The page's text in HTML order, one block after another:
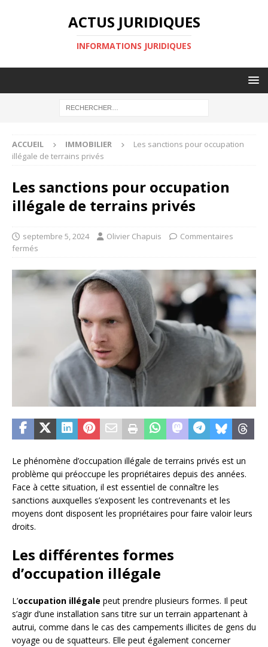
ACTUS JURIDIQUES
INFORMATIONS JURIDIQUES
ACCUEIL IMMOBILIER
Les sanctions pour occupation
illégale de terrains privés
Les sanctions pour occupation
illégale de terrains privés
septembre 5, 2024 Olivier Chapuis
Commentaires
fermés
Le phénomène d’occupation illégale de terrains privés est un
problème qui préoccupe les propriétaires depuis des années.
Face à cette situation, il est essentiel de connaître les
sanctions auxquelles s’exposent les contrevenants et les
moyens dont disposent les propriétaires pour faire valoir leurs
droits.
Les différentes formes
d’occupation illégale
L’occupation illégale peut prendre plusieurs formes. Il peut
s’agir d’une installation sans titre sur un terrain appartenant à
autrui, comme dans le cas des campements illicites de gens du
voyage ou de squatteurs. Elle peut également concerner